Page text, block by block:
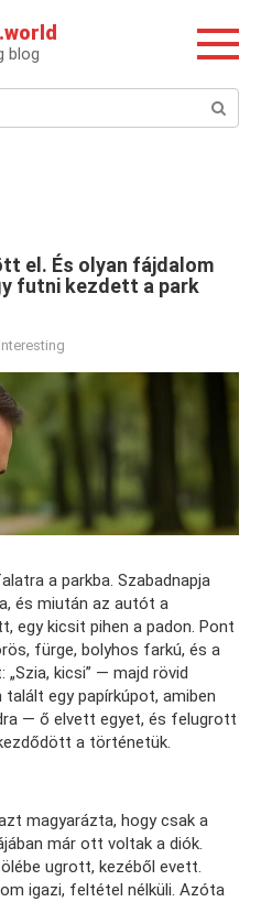
blog
el. És olyan fájdalom
futni kezdett a park
Interesting
a parkba. Szabadnapja
és miután az autót a
egy kicsit pihen a padon. Pont
fürge, bolyhos farkú, és a
kicsi” — majd rövid
egy papírkúpot, amiben
— ő elvett egyet, és felugrott
a történetük.
magyarázta, hogy csak a
már ott voltak a diók.
ugrott, kezéből evett.
igazi, feltétel nélküli. Azóta